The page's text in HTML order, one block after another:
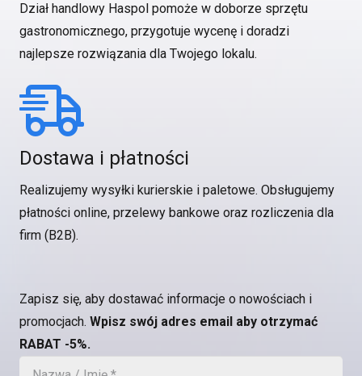
Dział handlowy Haspol pomoże w doborze sprzętu
gastronomicznego, przygotuje wycenę i doradzi
najlepsze rozwiązania dla Twojego lokalu.
Dostawa i płatności
Realizujemy wysyłki kurierskie i paletowe. Obsługujemy
płatności online, przelewy bankowe oraz rozliczenia dla
firm (B2B).
Zapisz się, aby dostawać informacje o nowościach i
promocjach. Wpisz swój adres email aby otrzymać
RABAT -5%.